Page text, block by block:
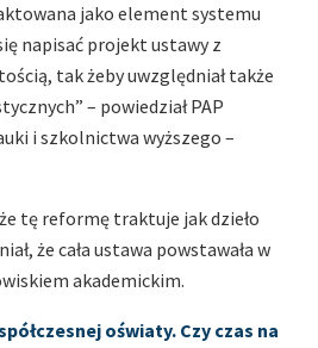
jako element systemu
napisać projekt ustawy z
tak żeby uwzględniał także
– powiedział PAP
i szkolnictwa wyższego –
tę reformę traktuje jak dzieło
że cała ustawa powstawała w
akademickim.
oświaty. Czy czas na